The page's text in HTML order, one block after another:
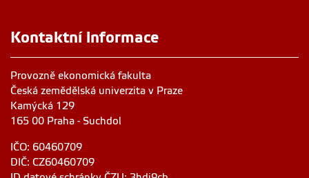
Kontaktní informace
Provozně ekonomická fakulta
Česká zemědělská univerzita v Praze
Kamýcká 129
165 00 Praha - Suchdol
IČO: 60460709
DIČ: CZ60460709